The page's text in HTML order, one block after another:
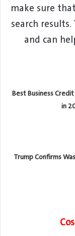
make sure
search
and can
Best Business
in
Trump Confirms